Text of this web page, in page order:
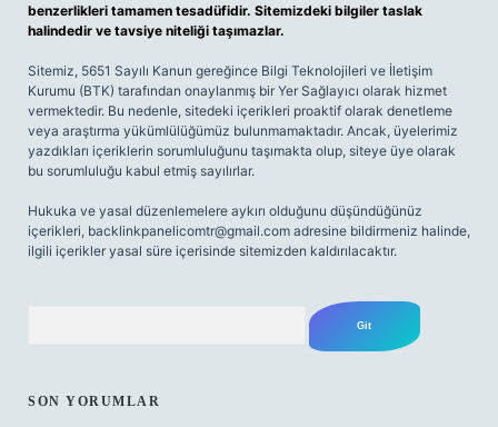
benzerlikleri tamamen tesadüfidir. Sitemizdeki bilgiler taslak
halindedir ve tavsiye niteliği taşımazlar.
Sitemiz, 5651 Sayılı Kanun gereğince Bilgi Teknolojileri ve İletişim
Kurumu (BTK) tarafından onaylanmış bir Yer Sağlayıcı olarak hizmet
vermektedir. Bu nedenle, sitedeki içerikleri proaktif olarak denetleme
veya araştırma yükümlülüğümüz bulunmamaktadır. Ancak, üyelerimiz
yazdıkları içeriklerin sorumluluğunu taşımakta olup, siteye üye olarak
bu sorumluluğu kabul etmiş sayılırlar.
Hukuka ve yasal düzenlemelere aykırı olduğunu düşündüğünüz
içerikleri, backlinkpanelicomtr@gmail.com adresine bildirmeniz halinde,
ilgili içerikler yasal süre içerisinde sitemizden kaldırılacaktır.
SON YORUMLAR